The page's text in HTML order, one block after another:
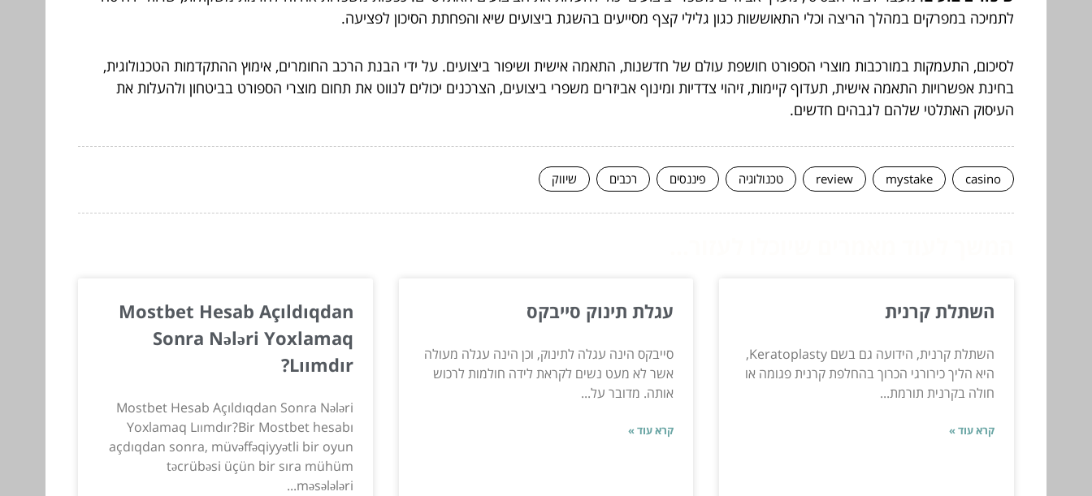
לתמיכה במפרקים במהלך הריצה וכלי התאוששות כגון גלילי קצף מסייעים בהשגת ביצועים שיא והפחתת הסיכון לפציעה.
לסיכום, התעמקות במורכבות מוצרי הספורט חושפת עולם של חדשנות, התאמה אישית ושיפור ביצועים. על ידי הבנת הרכב החומרים, אימוץ ההתקדמות הטכנולוגית,
בחינת אפשרויות התאמה אישית, תעדוף קיימות, זיהוי צדדיות ומינוף אביזרים משפרי ביצועים, הצרכנים יכולים לנווט את תחום מוצרי הספורט בביטחון ולהעלות את
העיסוק האתלטי שלהם לגבהים חדשים.
casino
mystake
review טכנולוגיה פיננסים רכבים שיווק
השתלת קרנית
השתלת קרנית, הידועה גם בשם Keratoplasty,
היא הליך כירורגי הכרוך בהחלפת קרנית פגומה או
חולה בקרנית תורמת...
קרא עוד »
עגלת תינוק סייבקס
סייבקס הינה עגלה לתינוק, וכן הינה עגלה מעולה
אשר לא מעט נשים לקראת לידה חולמות לרכוש
אותה. מדובר על...
קרא עוד »
Mostbet Hesab Açıldıqdan
Sonra Nələri Yoxlamaq
Lıımdır?
Mostbet Hesab Açıldıqdan Sonra Nələri
Yoxlamaq Lıımdır?Bir Mostbet hesabı
açdıqdan sonra, müvəffəqiyyətli bir oyun
təcrübəsi üçün bir sıra mühüm
məsələləri...